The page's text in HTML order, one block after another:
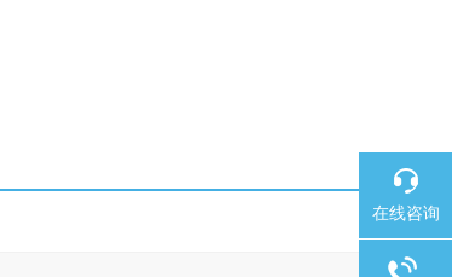
在线咨询